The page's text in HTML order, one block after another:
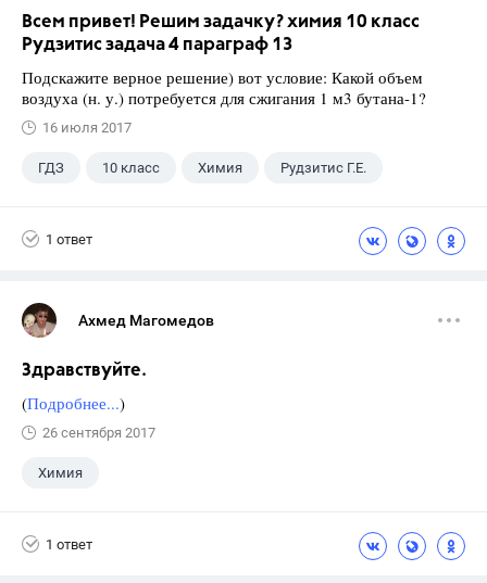
Всем привет! Решим задачку? химия 10 класс
Рудзитис задача 4 параграф 13
Подскажите верное решение) вот условие: Какой объем
воздуха (н. у.) потребуется для сжигания 1 м3 бутана-1?
16 июля 2017
ГДЗ 10 класс Химия Рудзитис Г.Е.
1 ответ
Ахмед Магомедов
Здравствуйте.
(Подробнее...)
26 сентября 2017
Химия
1 ответ